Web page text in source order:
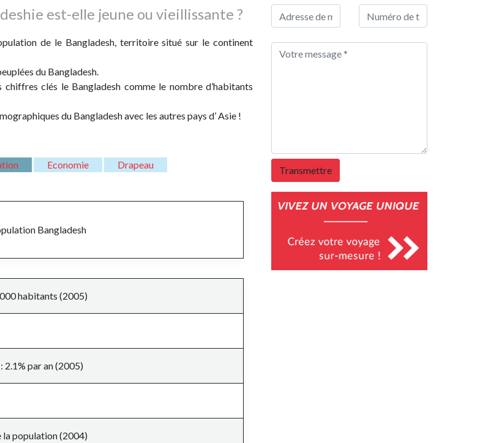
est-elle jeune ou vieillissante ?
de le Bangladesh, territoire situé sur le continent
du Bangladesh.
chiffres clés le Bangladesh comme le nombre d’habitants
du Bangladesh avec les autres pays d’ Asie !
Economie Drapeau
Bangladesh
habitants (2005)
2.1% par an (2005)
la population (2004)